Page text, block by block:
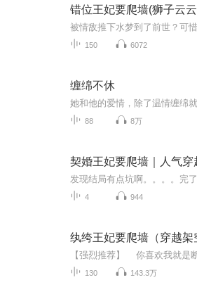
错位王妃要爬墙(狮子云
150 6072
缠绵不休
88 8万
契婚王妃要爬墙｜人气穿
4 944
纨绔王妃要爬墙（穿越架
130 143.3万